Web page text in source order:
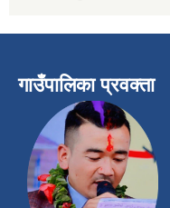
गाउँपालिका प्रवक्ता